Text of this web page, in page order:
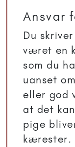
Ansvar
Du
været en
som du
uanset
eller god
at det
pige